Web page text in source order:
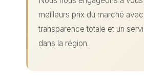
meilleurs prix du marché
transparence totale et un
dans la région.